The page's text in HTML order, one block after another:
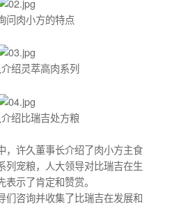
问肉小方的特点
绍灵萃高肉系列
绍比瑞吉处方粮
，许久董事长介绍了肉小方主食
列宠粮，人大领导对比瑞吉在生
示了肯定和赞赏。
们咨询并收集了比瑞吉在发展和